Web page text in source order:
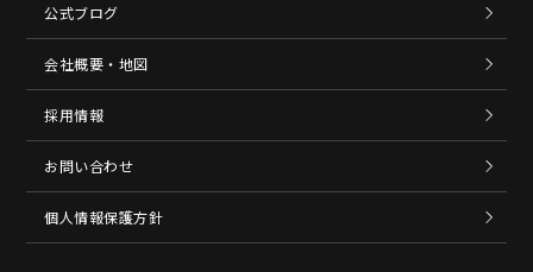
公式ブログ
会社概要・地図
採用情報
お問い合わせ
個人情報保護方針